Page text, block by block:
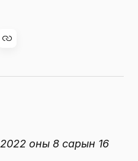
оны 8 сарын 16